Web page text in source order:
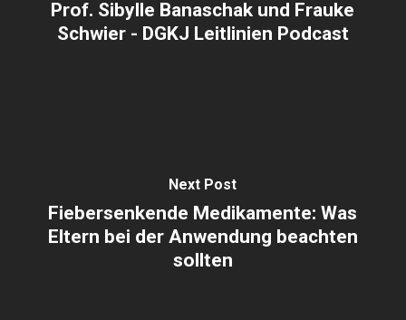
Prof. Sibylle Banaschak und Frauke
Schwier - DGKJ Leitlinien Podcast
Next Post
Fiebersenkende Medikamente: Was
Eltern bei der Anwendung beachten
sollten